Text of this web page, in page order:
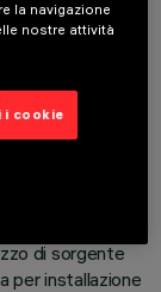
di sorgente
per installazione
la navigazione
nostre attività
cookie